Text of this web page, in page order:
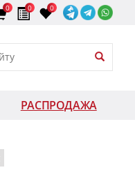
0 0 0
РАСПРОДАЖА